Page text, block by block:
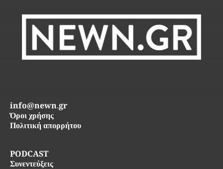
PODCAST
Συνεντεύξεις
info@newn.gr
Όροι χρήσης
Πολιτική απορρήτου